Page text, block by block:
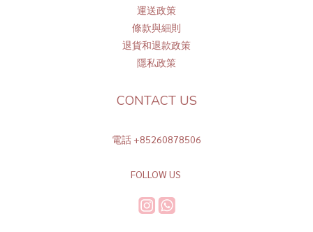
運送政策
條款與細則
退貨和退款政策
隱私政策
CONTACT US
電話 +85260878506
FOLLOW US